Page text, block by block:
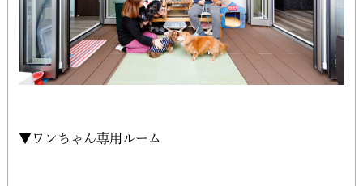
▼ワンちゃん専用ルーム